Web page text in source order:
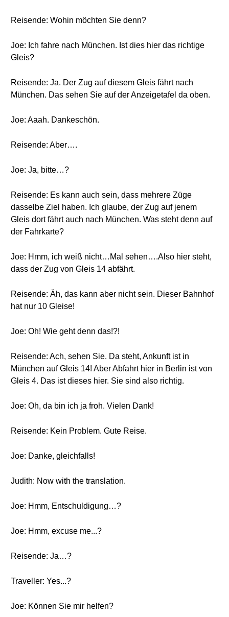
Reisende: Wohin möchten Sie denn?
Joe: Ich fahre nach München. Ist dies hier das richtige
Gleis?
Reisende: Ja. Der Zug auf diesem Gleis fährt nach
München. Das sehen Sie auf der Anzeigetafel da oben.
Joe: Aaah. Dankeschön.
Reisende: Aber….
Joe: Ja, bitte…?
Reisende: Es kann auch sein, dass mehrere Züge
dasselbe Ziel haben. Ich glaube, der Zug auf jenem
Gleis dort fährt auch nach München. Was steht denn auf
der Fahrkarte?
Joe: Hmm, ich weiß nicht…Mal sehen….Also hier steht,
dass der Zug von Gleis 14 abfährt.
Reisende: Äh, das kann aber nicht sein. Dieser Bahnhof
hat nur 10 Gleise!
Joe: Oh! Wie geht denn das!?!
Reisende: Ach, sehen Sie. Da steht, Ankunft ist in
München auf Gleis 14! Aber Abfahrt hier in Berlin ist von
Gleis 4. Das ist dieses hier. Sie sind also richtig.
Joe: Oh, da bin ich ja froh. Vielen Dank!
Reisende: Kein Problem. Gute Reise.
Joe: Danke, gleichfalls!
Judith: Now with the translation.
Joe: Hmm, Entschuldigung…?
Joe: Hmm, excuse me...?
Reisende: Ja…?
Traveller: Yes...?
Joe: Können Sie mir helfen?